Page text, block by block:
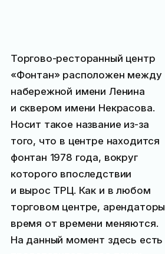
Торгово-ресторанный центр
«Фонтан» расположен между
набережной имени Ленина
и сквером имени Некрасова.
Носит такое название из-за
того, что в центре находится
фонтан 1978 года, вокруг
которого впоследствии
и вырос ТРЦ. Как и в любом
торговом центре, арендаторы
время от времени меняются.
На данный момент здесь есть